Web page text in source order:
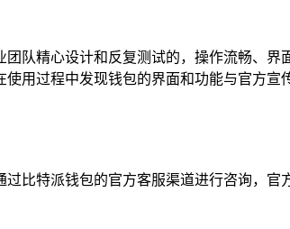
队精心设计和反复测试的，操作流畅、
用过程中发现钱包的界面和功能与官方
比特派钱包的官方客服渠道进行咨询，